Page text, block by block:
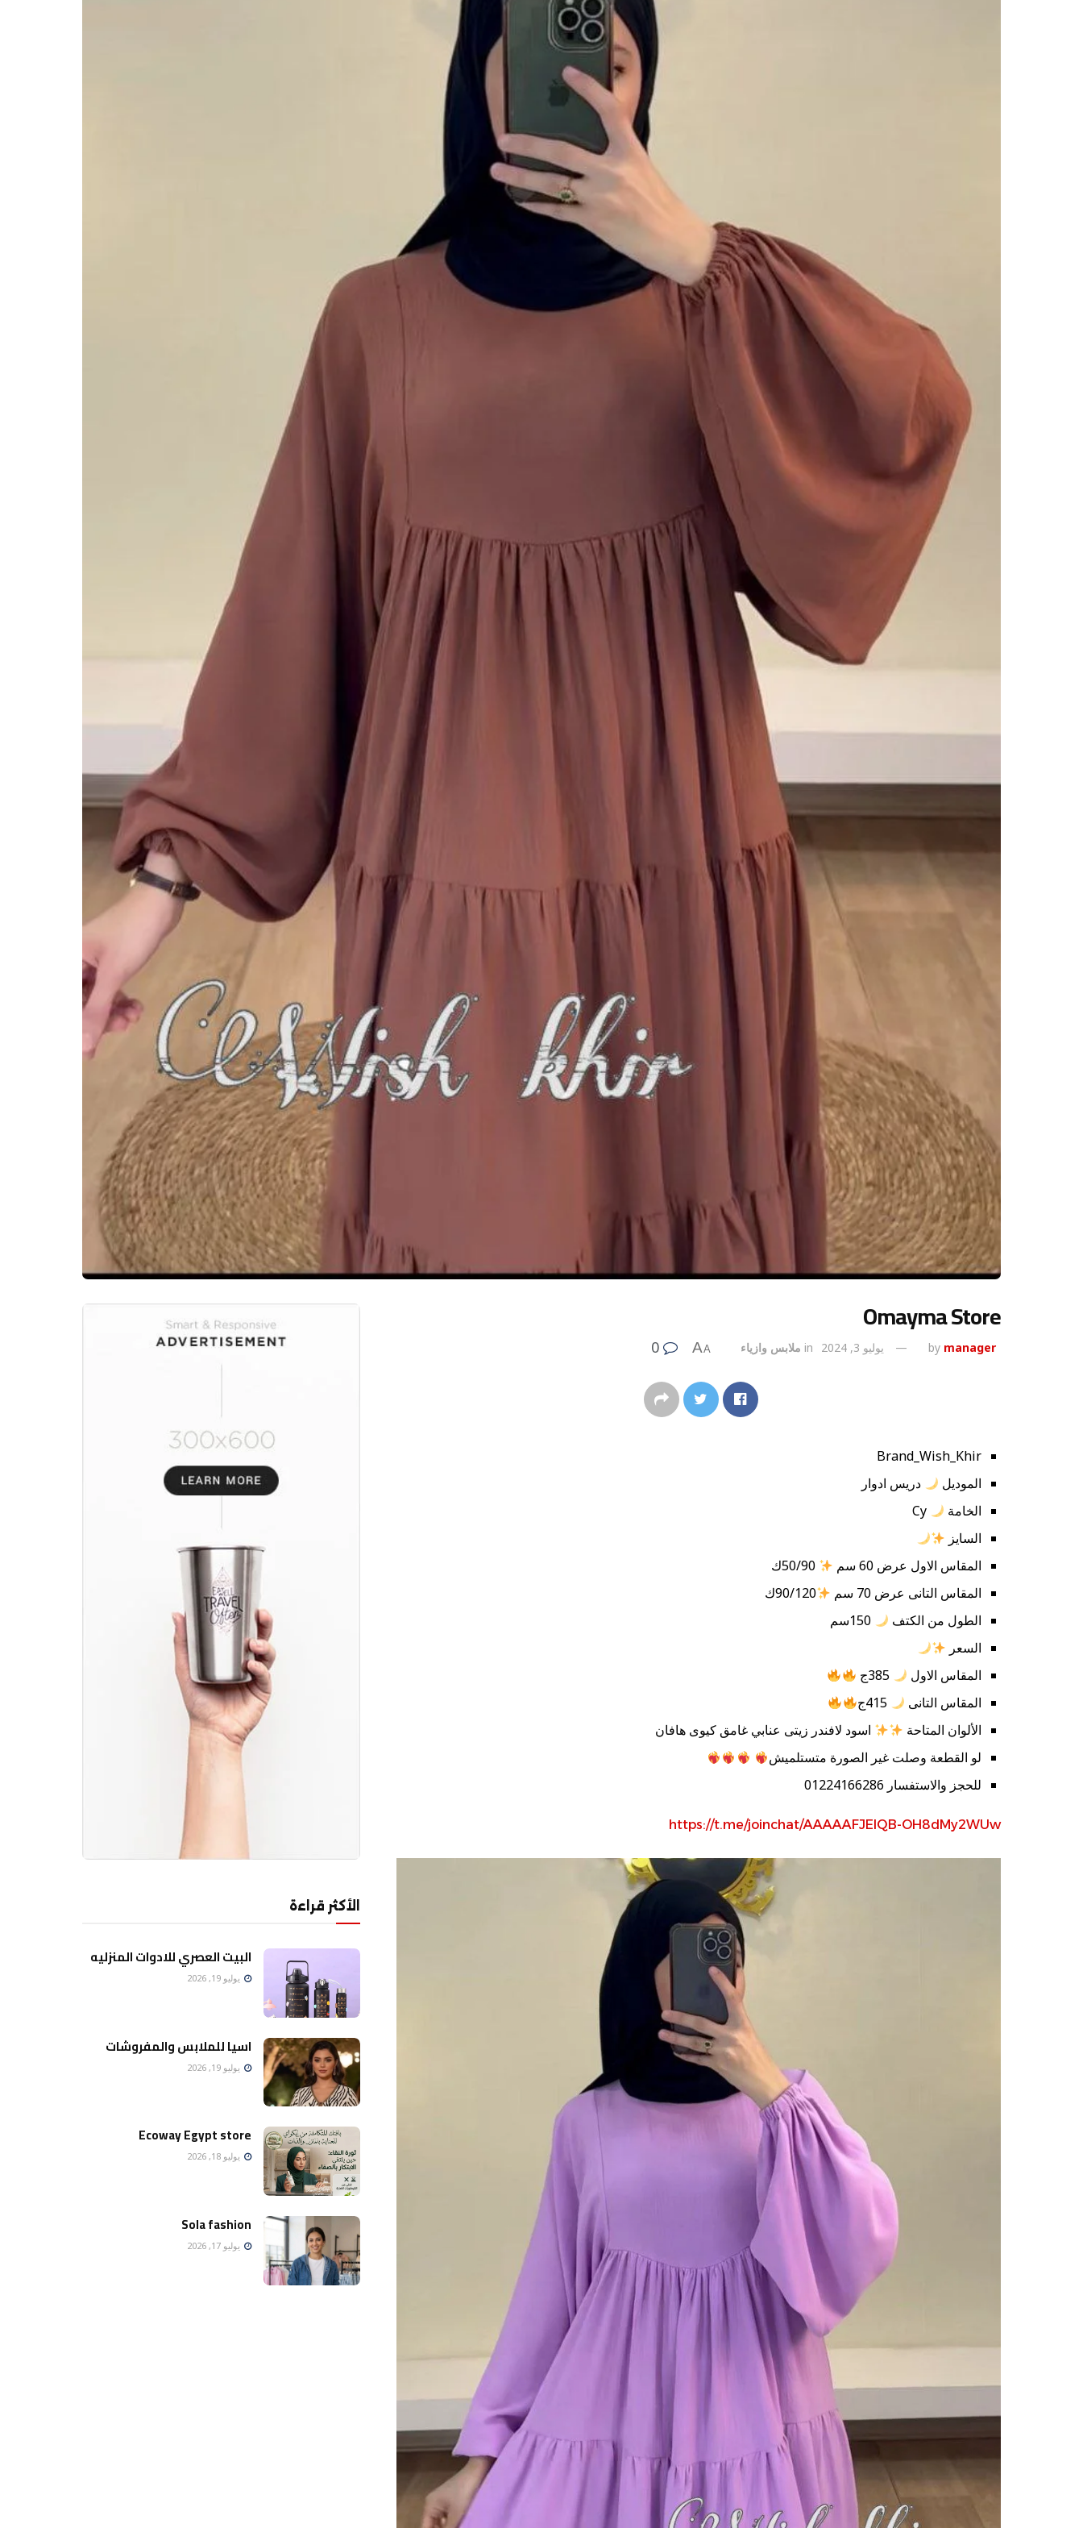
Omayma Store
by manager يوليو 3, 2024 in ملابس وازياء A
A
Brand_Wish_Khir
الموديل
دريس ادوار
الخامة
Cy
السايز
المقاس الاول عرض 60 سم
50/90ك
المقاس التانى عرض 70 سم
90/120ك
الطول من الكتف
150سم
السعر
المقاس الاول
385ج
المقاس التانى
415ج
الألوان المتاحة
اسود لافندر زيتى عنابي غامق كيوى هافان
لو القطعة وصلت غير الصورة متستلميش
للحجز والاستفسار 01224166286
https://t.me/joinchat/AAAAAFJElQB-OH8dMy2WUw
الأكثر قراءة
البيت العصري للادوات المنزليه
يوليو 19, 2026
اسيا للملابس والمفروشات
يوليو 19, 2026
Ecoway Egypt store
يوليو 18, 2026
Sola fashion
يوليو 17, 2026